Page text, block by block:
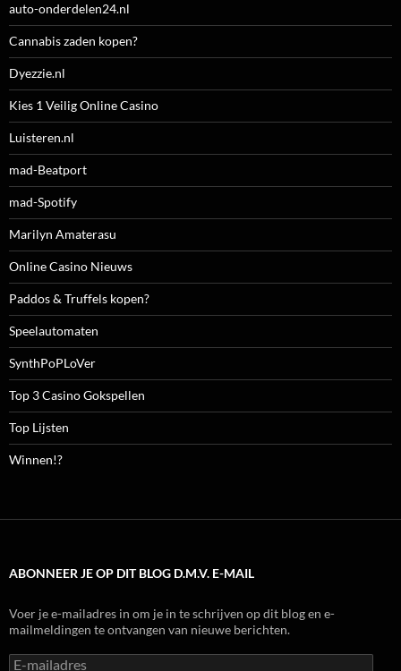
auto-onderdelen24.nl
Cannabis zaden kopen?
Dyezzie.nl
Kies 1 Veilig Online Casino
Luisteren.nl
mad-Beatport
mad-Spotify
Marilyn Amaterasu
Online Casino Nieuws
Paddos & Truffels kopen?
Speelautomaten
SynthPoPLoVer
Top 3 Casino Gokspellen
Top Lijsten
Winnen!?
ABONNEER JE OP DIT BLOG D.M.V. E-MAIL
Voer je e-mailadres in om je in te schrijven op dit blog en e-
mailmeldingen te ontvangen van nieuwe berichten.
E-